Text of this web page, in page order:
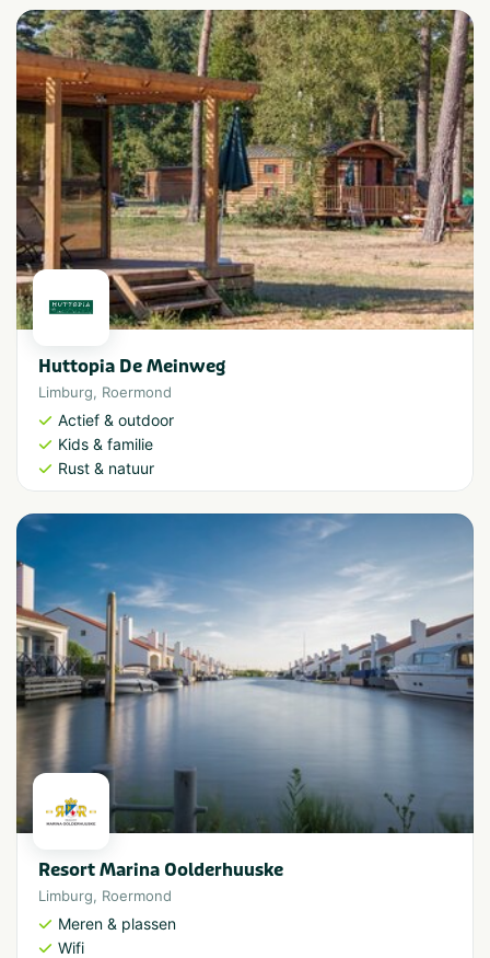
Huttopia De Meinweg
Limburg, Roermond
Actief & outdoor
Kids & familie
Rust & natuur
Resort Marina Oolderhuuske
Limburg, Roermond
Meren & plassen
Wifi